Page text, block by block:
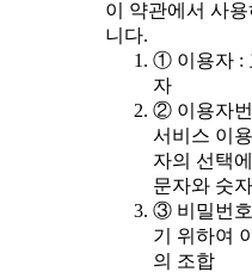
이 약관에서 사
니다.
① 이용자 :
자
② 이용자번
서비스 이
자의 선택
문자와 숫
③ 비밀번호
기 위하여
의 조합